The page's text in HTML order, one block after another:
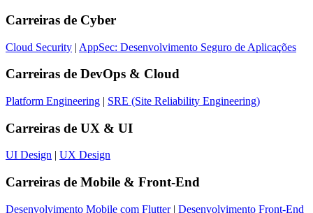
Carreiras de Cyber
Cloud Security | AppSec: Desenvolvimento Seguro de Aplicações
Carreiras de DevOps & Cloud
Platform Engineering | SRE (Site Reliability Engineering)
Carreiras de UX & UI
UI Design UX Design
Carreiras de Mobile & Front-End
Desenvolvimento Mobile com Flutter| Desenvolvimento Front-End